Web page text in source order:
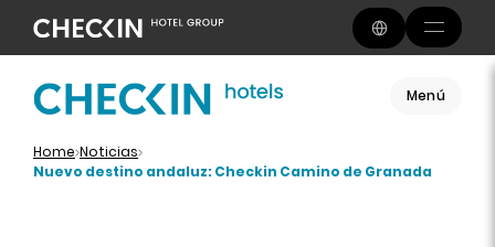
Menú
Home Noticias
Nuevo destino andaluz: Checkin Camino de Granada